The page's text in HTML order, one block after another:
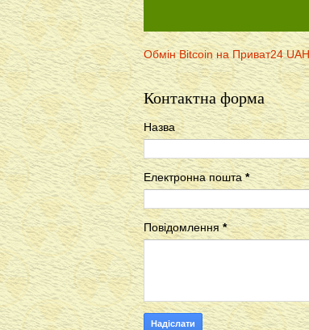
Обмін Bitcoin на Приват24 UAH
Контактна форма
Назва
Електронна пошта*
Повідомлення*